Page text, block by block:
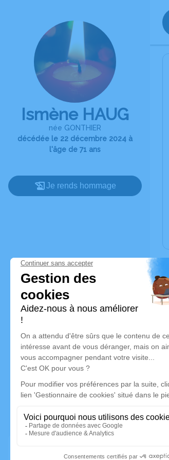
Ismène HAUG
née GONTHIER
décédée le 22 décembre 2024 à
l'âge de 71 ans
Je rends hommage